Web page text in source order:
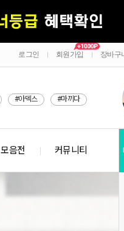
로그인 회원가입 장바구
#아덱스 #마끼다
모음전 커뮤니티